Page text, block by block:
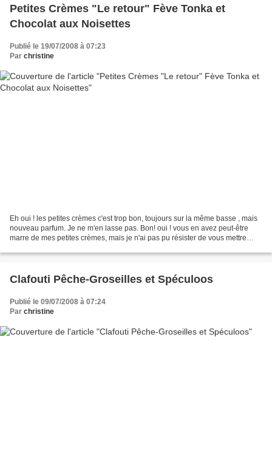
Petites Crèmes "Le retour" Fève Tonka et
Chocolat aux Noisettes
Publié le 19/07/2008 à 07:23
Par christine
Eh oui ! les petites crèmes c'est trop bon, toujours sur la même basse , mais
nouveau parfum. Je ne m'en lasse pas. Bon! oui ! vous en avez peut-être
marre de mes petites crèmes, mais je n'ai pas pu résister de vous mettre
Clafouti Pêche-Groseilles et Spéculoos
Publié le 09/07/2008 à 07:24
Par christine